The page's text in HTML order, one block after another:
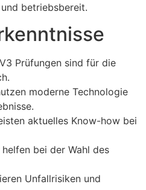
betriebsbereit.
Prüfungen sind für die
moderne Technologie
aktuelles Know-how bei
bei der Wahl des
Unfallrisiken und